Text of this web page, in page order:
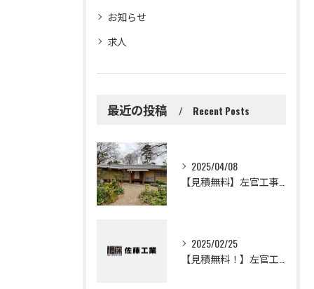
お知らせ
求人
最近の投稿 Recent Posts
2025/04/08
2025/02/25